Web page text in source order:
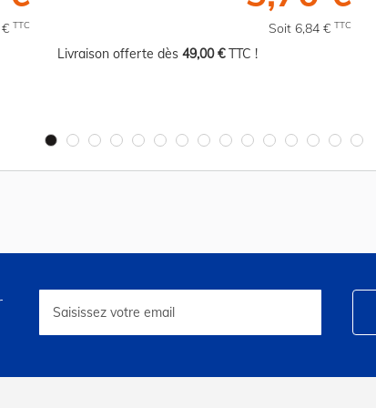
TTC Soit 6,84 € TTC
Livraison offerte dès 49,00 €TTC !
lettre